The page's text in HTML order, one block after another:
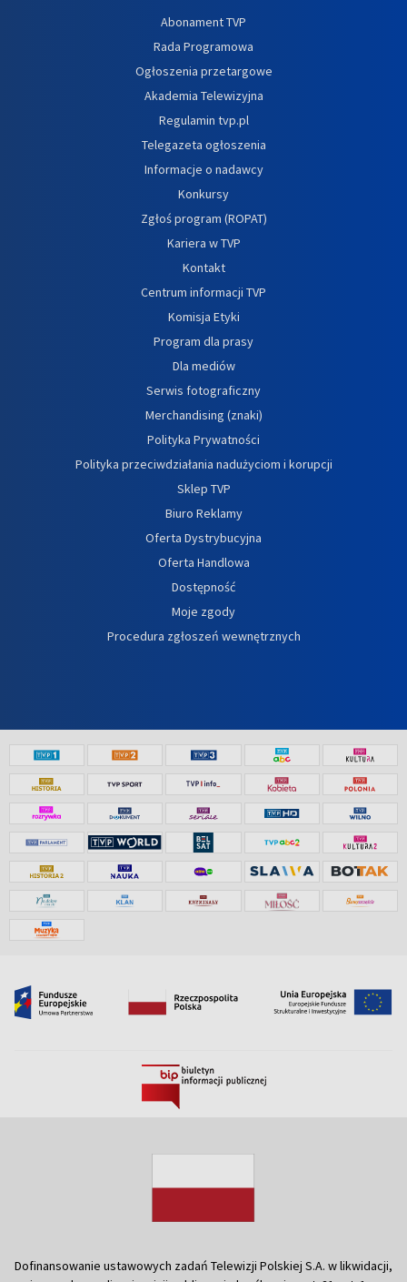
Abonament TVP
Rada Programowa
Ogłoszenia przetargowe
Akademia Telewizyjna
Regulamin tvp.pl
Telegazeta ogłoszenia
Informacje o nadawcy
Konkursy
Zgłoś program (ROPAT)
Kariera w TVP
Kontakt
Centrum informacji TVP
Komisja Etyki
Program dla prasy
Dla mediów
Serwis fotograficzny
Merchandising (znaki)
Polityka Prywatności
Polityka przeciwdziałania nadużyciom i korupcji
Sklep TVP
Biuro Reklamy
Oferta Dystrybucyjna
Oferta Handlowa
Dostępność
Moje zgody
Procedura zgłoszeń wewnętrznych
Dofinansowanie ustawowych zadań Telewizji Polskiej S.A. w likwidacji,